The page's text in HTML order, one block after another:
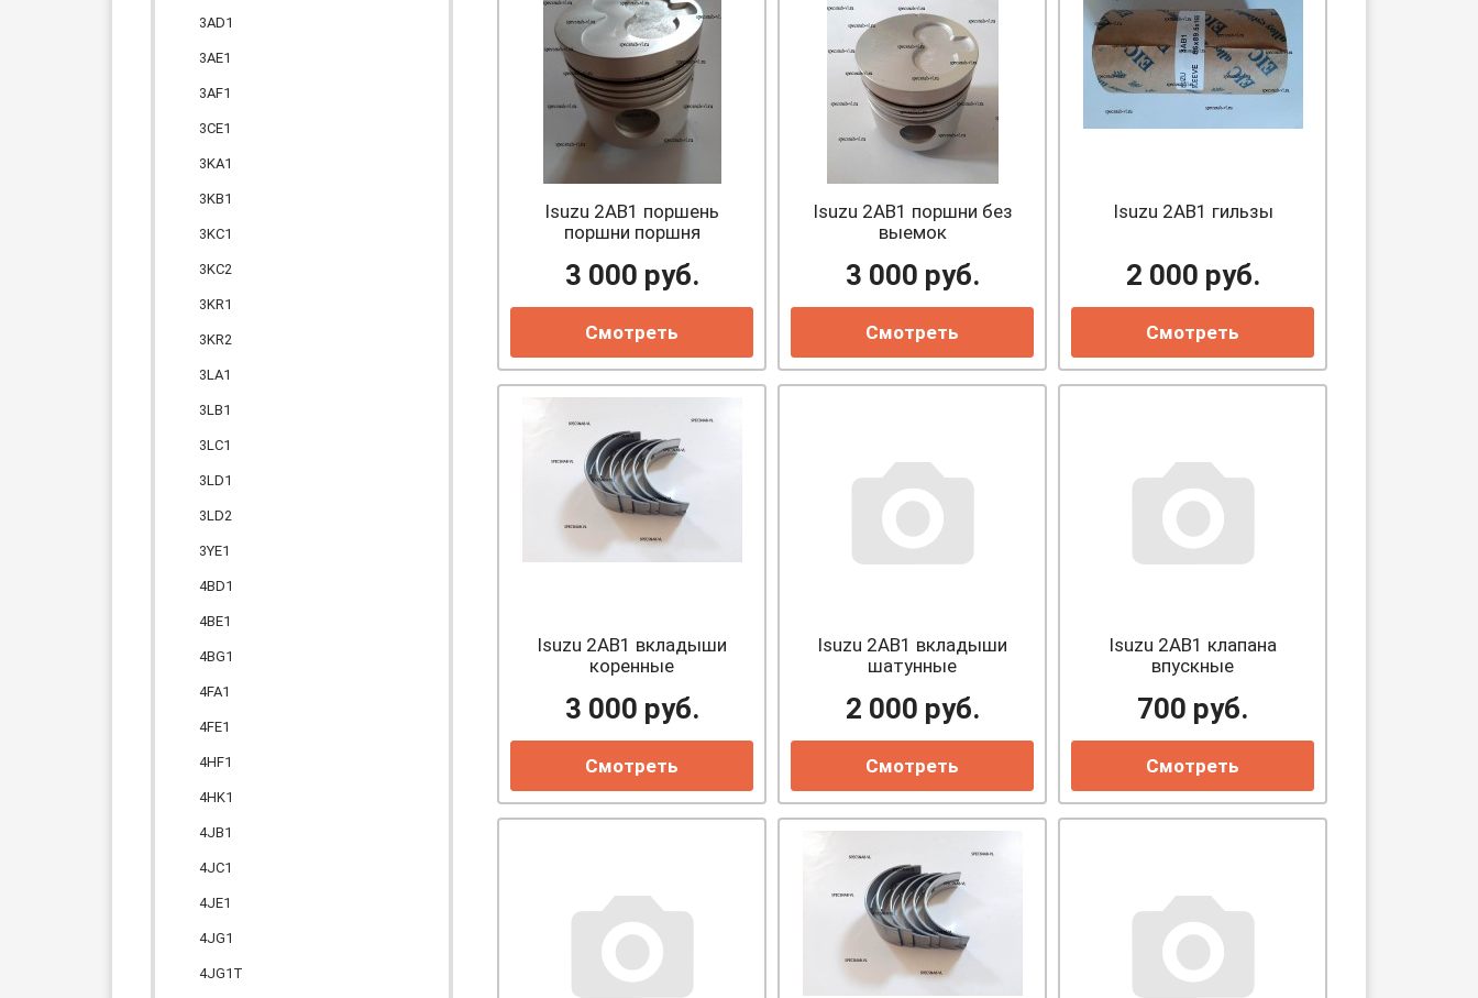
3AD1
3AE1
3AF1
3CE1
3KA1
3KB1
3KC1
3KC2
3KR1
3KR2
3LA1
3LB1
3LC1
3LD1
3LD2
3YE1
4BD1
4BE1
4BG1
4FA1
4FE1
4HF1
4HK1
4JB1
4JC1
4JE1
4JG1
4JG1T
Isuzu 2AB1 поршень
поршни поршня
3 000 руб.
Смотреть
Isuzu 2AB1 поршни без
выемок
3 000 руб.
Смотреть
Isuzu 2AB1 гильзы
2 000 руб.
Смотреть
Isuzu 2AB1 вкладыши
коренные
3 000 руб.
Смотреть
Isuzu 2AB1 вкладыши
шатунные
2 000 руб.
Смотреть
Isuzu 2AB1 клапана
впускные
700 руб.
Смотреть